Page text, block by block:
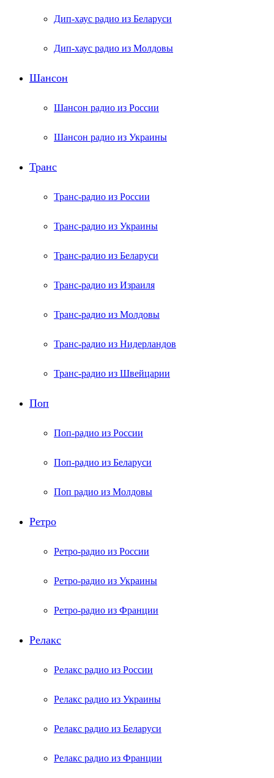
Дип-хаус радио из Беларуси
Дип-хаус радио из Молдовы
Шансон
Шансон радио из России
Шансон радио из Украины
Транс
Транс-радио из России
Транс-радио из Украины
Транс-радио из Беларуси
Транс-радио из Израиля
Транс-радио из Молдовы
Транс-радио из Нидерландов
Транс-радио из Швейцарии
Поп
Поп-радио из России
Поп-радио из Беларуси
Поп радио из Молдовы
Ретро
Ретро-радио из России
Ретро-радио из Украины
Ретро-радио из Франции
Релакс
Релакс радио из России
Релакс радио из Украины
Релакс радио из Беларуси
Релакс радио из Франции